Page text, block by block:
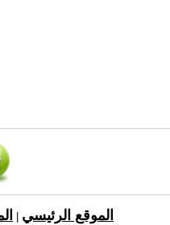
الموقع الرئيسي